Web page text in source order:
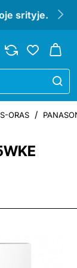
srityje.
ORAS